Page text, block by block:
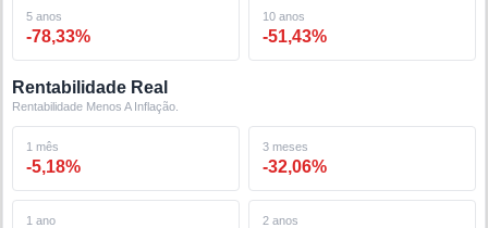
5 anos
-78,33%
10 anos
-51,43%
Rentabilidade Real
Rentabilidade Menos A Inflação.
1 mês
-5,18%
3 meses
-32,06%
1 ano 2 anos